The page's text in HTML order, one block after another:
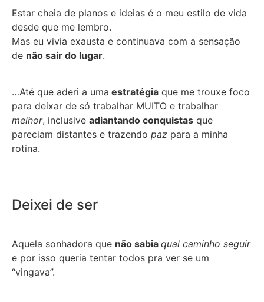
Estar cheia de planos e ideias é o meu estilo de vida
desde que me lembro.
Mas eu vivia exausta e continuava com a sensação
de não sair do lugar.
…Até que aderi a uma estratégia que me trouxe foco
para deixar de só trabalhar MUITO e trabalhar
melhor, inclusive adiantando conquistas que
pareciam distantes e trazendo paz para a minha
rotina.
Deixei de ser
Aquela sonhadora que não sabia qual caminho seguir
e por isso queria tentar todos pra ver se um
“vingava”.